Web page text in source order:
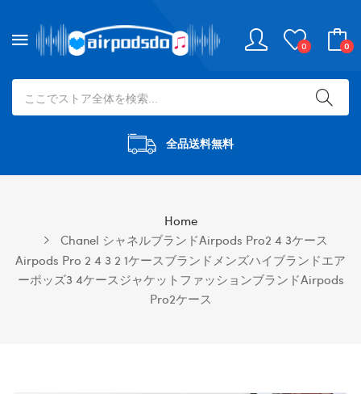
0 0
全品送料無料
Home
Chanel シャネルブランドairpods Pro2 4 3ケース
Airpods Pro 2 4 3 2 1ケースブランドメンズハイブランドエア
ーポッズ3 4ケースジャケットファッションブランドAirpods
Pro2ケース